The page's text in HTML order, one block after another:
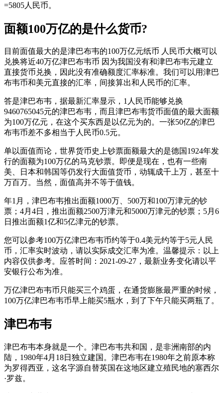
=5805人民币。
面额100万亿的是什么货币?
目前面值最大的是津巴布韦的100万亿元纸币 人民币大概可以
兑换将近40万亿津巴布韦币 因为我国没有和津巴布韦元建立
直接货币兑换，因此没有准确额度汇率标准。我们可以用津巴
布韦币和美元直接的汇率，间接算出和人民币的汇率。
答是津巴布韦，据最新汇率显示，1人民币能够兑换
9460765045元的津巴布韦，而且津巴布韦货币面值的最大面额
为100万亿元，在这个买东西是以亿元为的。一张50亿的津巴
布韦币差不多相当于人民币0.5元。
单以面值而论，世界货币史上钞票面额最大的是德国1924年发
行的面额为100万亿的马克钞票。即便是现在，也有一些南
美、日本和韩国等仍发行大面值货币，动辄成千上万，甚至十
万百万。当然，面值高并不等于值钱。
年1月，津巴布韦推出面额1000万、500万和100万津元的钞
票；4月4日，推出面额2500万津元和5000万津元的钞票；5月6
日推出面额1亿和5亿津元的钞票。
您可以参考100万亿津巴布韦币约等于0.4美元约等于5元人民
币，汇率实时波动，请以实际成交汇率为准。温馨提示：以上
内容仅供参考。应答时间：2021-09-27，最新业务变化请以平
安银行公布为准。
万亿津巴布韦币只能买三个鸡蛋，在通货膨胀最严重的时候，
100万亿津巴布韦币早上能买5瓶水，到了下午只能买两瓶了。
津巴布韦
津巴布韦本身就是一个。津巴布韦共和国，是非洲南部的内
陆，1980年4月18日独立建国。津巴布韦在1980年之前原本称
为罗得西亚，这名字源自替英国在这地区建立殖民地的塞西尔
·罗兹。